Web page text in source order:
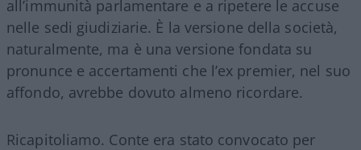
all’immunità parlamentare e a ripetere le accuse
nelle sedi giudiziarie. È la versione della società,
naturalmente, ma è una versione fondata su
pronunce e accertamenti che l’ex premier, nel suo
affondo, avrebbe dovuto almeno ricordare.
Ricapitoliamo. Conte era stato convocato per